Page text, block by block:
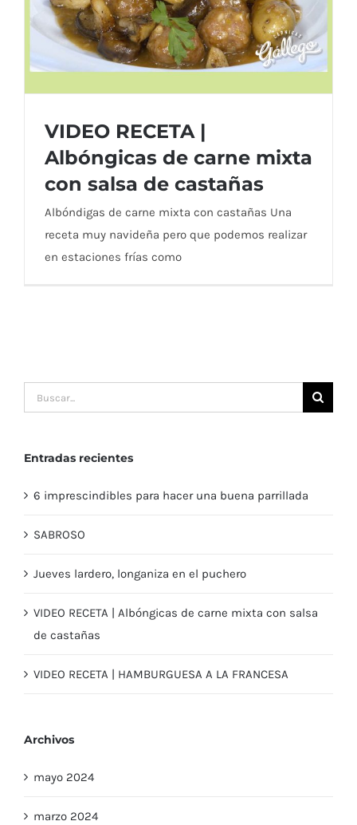
VIDEO RECETA | Albóngicas de carne
mixta con salsa de castañas
VIDEO RECETA |
Albóngicas de carne mixta
con salsa de castañas
Albóndigas de carne mixta con castañas Una
receta muy navideña pero que podemos realizar
en estaciones frías como
Buscar:
Entradas recientes
6 imprescindibles para hacer una buena parrillada
SABROSO
Jueves lardero, longaniza en el puchero
VIDEO RECETA | Albóngicas de carne mixta con salsa
de castañas
VIDEO RECETA | HAMBURGUESA A LA FRANCESA
Archivos
mayo 2024
marzo 2024